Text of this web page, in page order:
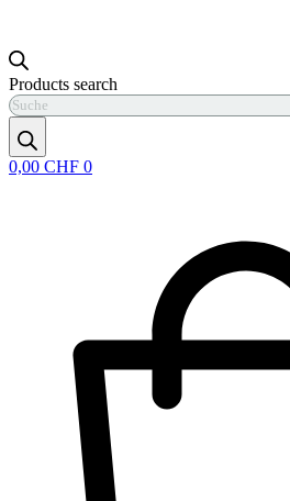
Products search
0,00 CHF 0